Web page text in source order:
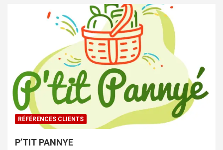
RÉFÉRENCES CLIENTS
P’TIT PANNYE